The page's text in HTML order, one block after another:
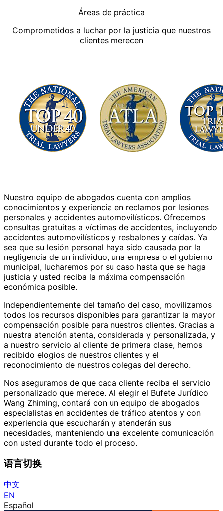
Áreas de práctica
Comprometidos a luchar por la justicia que nuestros
clientes merecen
Nuestro equipo de abogados cuenta con amplios
conocimientos y experiencia en reclamos por lesiones
personales y accidentes automovilísticos. Ofrecemos
consultas gratuitas a víctimas de accidentes, incluyendo
accidentes automovilísticos y resbalones y caídas. Ya
sea que su lesión personal haya sido causada por la
negligencia de un individuo, una empresa o el gobierno
municipal, lucharemos por su caso hasta que se haga
justicia y usted reciba la máxima compensación
económica posible.
Independientemente del tamaño del caso, movilizamos
todos los recursos disponibles para garantizar la mayor
compensación posible para nuestros clientes. Gracias a
nuestra atención atenta, considerada y personalizada, y
a nuestro servicio al cliente de primera clase, hemos
recibido elogios de nuestros clientes y el
reconocimiento de nuestros colegas del derecho.
Nos aseguramos de que cada cliente reciba el servicio
personalizado que merece. Al elegir el Bufete Jurídico
Wang Zhiming, contará con un equipo de abogados
especialistas en accidentes de tráfico atentos y con
experiencia que escucharán y atenderán sus
necesidades, manteniendo una excelente comunicación
con usted durante todo el proceso.
语言切换
中文
EN
Español